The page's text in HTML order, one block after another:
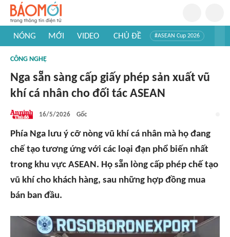
NÓNG MỚI VIDEO CHỦ ĐỀ #ASEAN Cup 2026
#Khám phá thế giới
CÔNG NGHỆ
Nga sẵn sàng cấp giấy phép sản xuất vũ
khí cá nhân cho đối tác ASEAN
16/5/2026 Gốc
Phía Nga lưu ý cỡ nòng vũ khí cá nhân mà họ đang
chế tạo tương ứng với các loại đạn phổ biến nhất
trong khu vực ASEAN. Họ sẵn lòng cấp phép chế tạo
vũ khí cho khách hàng, sau những hợp đồng mua
bán ban đầu.